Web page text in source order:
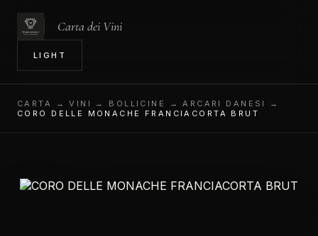
Carta dei Vini
LIGHT
CARTA
→ VINI → BOLLICINE → ARCARI DANESI →
CORO DELLE MONACHE FRANCIACORTA BRUT